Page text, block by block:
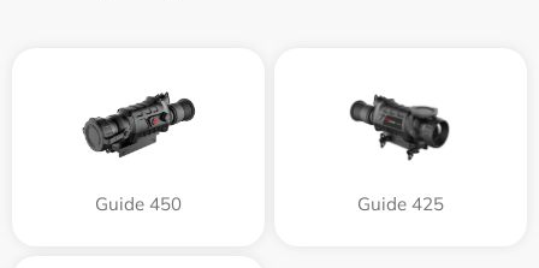
Guide 450 Guide 425